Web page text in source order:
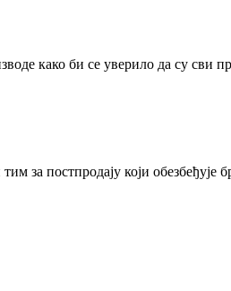
како би се уверило да су сви
за постпродају који обезбеђује